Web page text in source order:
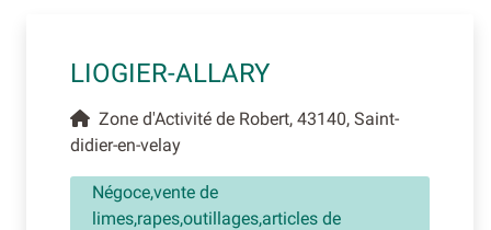
LIOGIER-ALLARY
Zone d'Activité de Robert, 43140, Saint-
didier-en-velay
Négoce,vente de
limes,rapes,outillages,articles de